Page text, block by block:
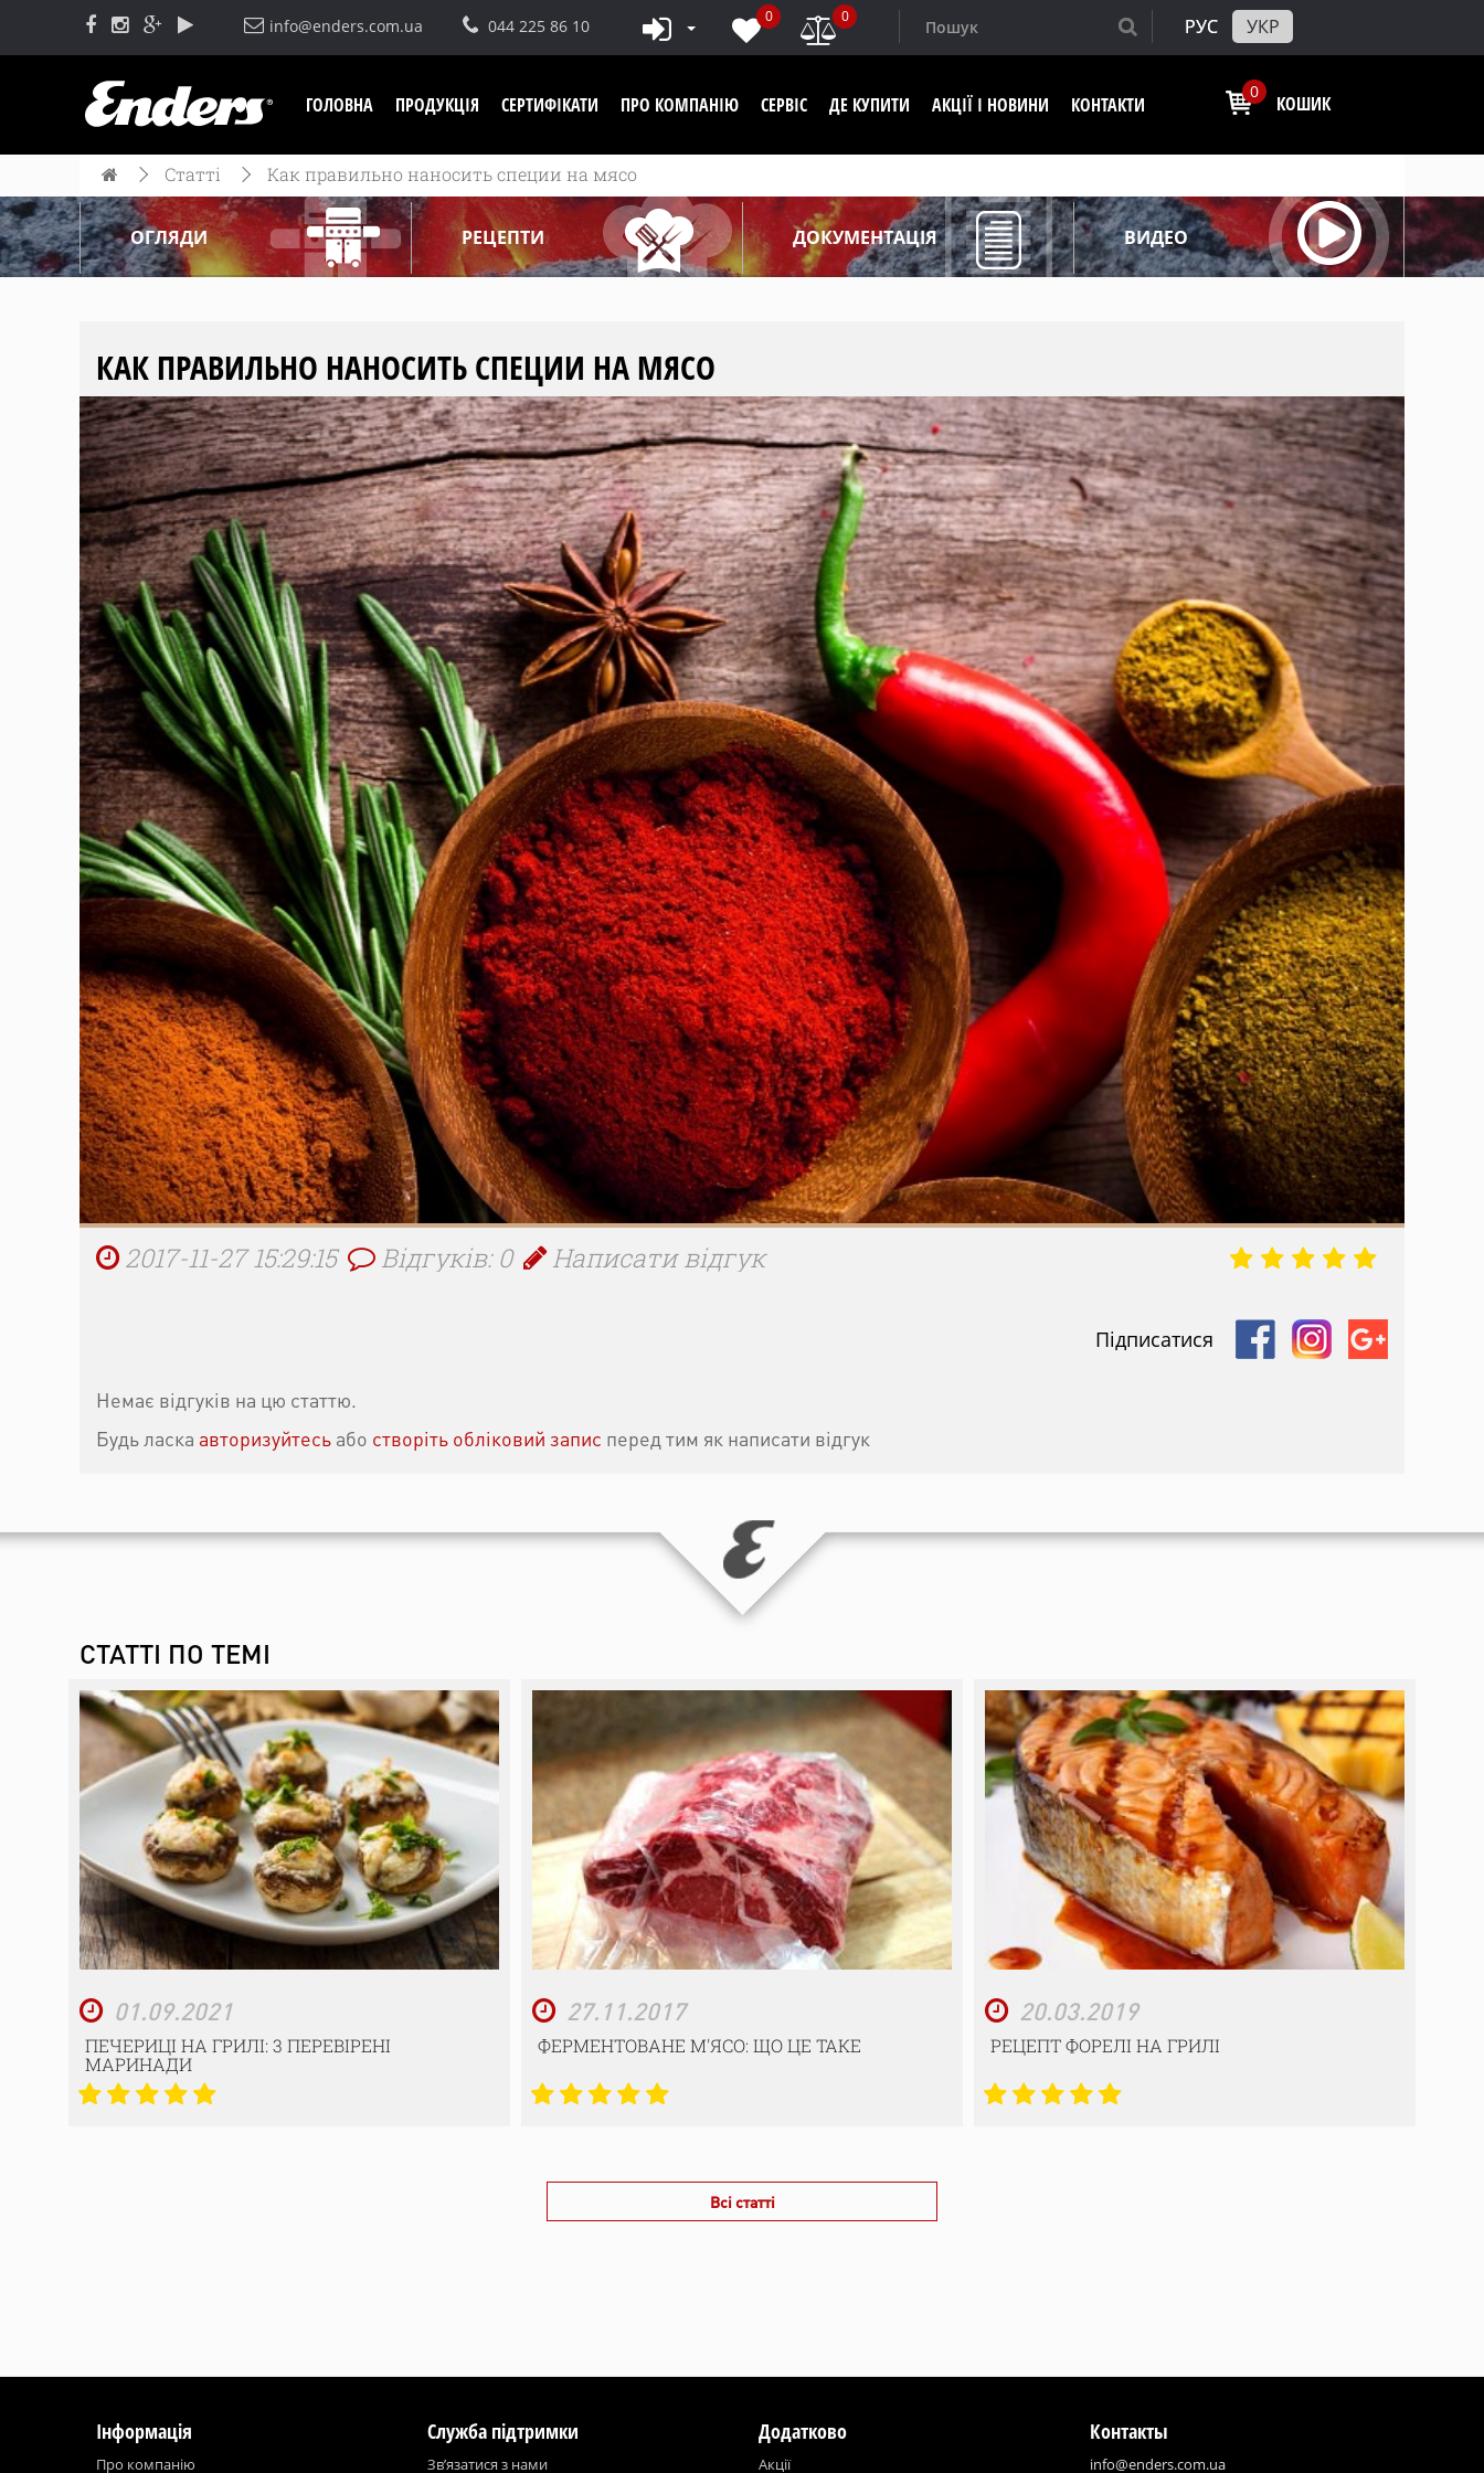
info@enders.com.ua 044 225 86 10 0 0 РУС УКР
ГОЛОВНА ПРОДУКЦІЯ СЕРТИФІКАТИ ПРО КОМПАНІЮ СЕРВІС ДЕ КУПИТИ АКЦІЇ І НОВИНИ КОНТАКТИ
0
КОШИК
Статті Как правильно наносить специи на мясо
ОГЛЯДИ РЕЦЕПТИ ДОКУМЕНТАЦІЯ ВИДЕО
КАК ПРАВИЛЬНО НАНОСИТЬ СПЕЦИИ НА МЯСО
2017-11-27 15:29:15 Відгуків: 0 Написати відгук
Підписатися
Немає відгуків на цю статтю.
Будь ласка авторизуйтесь або створіть обліковий запис перед тим як написати відгук
СТАТТІ ПО ТЕМІ
01.09.2021
ПЕЧЕРИЦІ НА ГРИЛІ: 3 ПЕРЕВІРЕНІ
МАРИНАДИ
27.11.2017
ФЕРМЕНТОВАНЕ М'ЯСО: ЩО ЦЕ ТАКЕ
20.03.2019
РЕЦЕПТ ФОРЕЛІ НА ГРИЛІ
Всі статті
Інформація
Про компанію
Служба підтримки
Зв’язатися з нами
Додатково
Акції
Контакты
info@enders.com.ua